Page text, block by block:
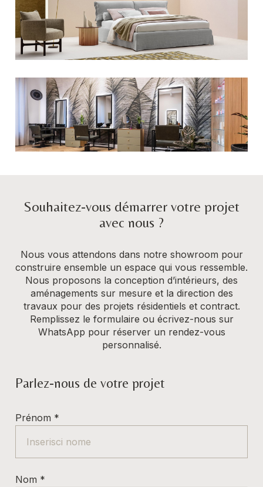
Souhaitez-vous démarrer votre projet
avec nous ?
Nous vous attendons dans notre showroom pour
construire ensemble un espace qui vous ressemble.
Nous proposons la conception d’intérieurs, des
aménagements sur mesure et la direction des
travaux pour des projets résidentiels et contract.
Remplissez le formulaire ou écrivez-nous sur
WhatsApp pour réserver un rendez-vous
personnalisé.
Parlez-nous de votre projet
Prénom *
Nom *